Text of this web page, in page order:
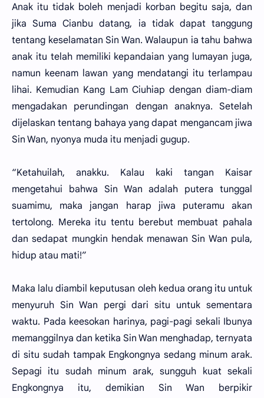
Anak itu tidak boleh menjadi korban begitu saja, dan
jika Suma Cianbu datang, ia tidak dapat tanggung
tentang keselamatan Sin Wan. Walaupun ia tahu bahwa
anak itu telah memiliki kepandaian yang lumayan juga,
namun keenam lawan yang mendatangi itu terlampau
lihai. Kemudian Kang Lam Ciuhiap dengan diam-diam
mengadakan perundingan dengan anaknya. Setelah
dijelaskan tentang bahaya yang dapat mengancam jiwa
Sin Wan, nyonya muda itu menjadi gugup.
“Ketahuilah, anakku. Kalau kaki tangan Kaisar
mengetahui bahwa Sin Wan adalah putera tunggal
suamimu, maka jangan harap jiwa puteramu akan
tertolong. Mereka itu tentu berebut membuat pahala
dan sedapat mungkin hendak menawan Sin Wan pula,
hidup atau mati!”
Maka lalu diambil keputusan oleh kedua orang itu untuk
menyuruh Sin Wan pergi dari situ untuk sementara
waktu. Pada keesokan harinya, pagi-pagi sekali Ibunya
memanggilnya dan ketika Sin Wan menghadap, ternyata
di situ sudah tampak Engkongnya sedang minum arak.
Sepagi itu sudah minum arak, sungguh kuat sekali
Engkongnya itu, demikian Sin Wan berpikir